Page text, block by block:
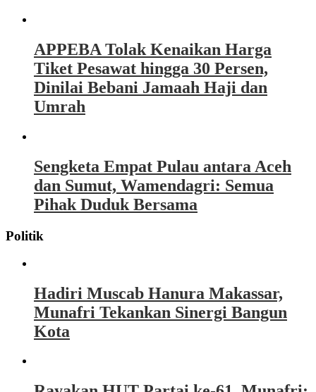
APPEBA Tolak Kenaikan Harga
Tiket Pesawat hingga 30 Persen,
Dinilai Bebani Jamaah Haji dan
Umrah
Sengketa Empat Pulau antara Aceh
dan Sumut, Wamendagri: Semua
Pihak Duduk Bersama
Politik
Hadiri Muscab Hanura Makassar,
Munafri Tekankan Sinergi Bangun
Kota